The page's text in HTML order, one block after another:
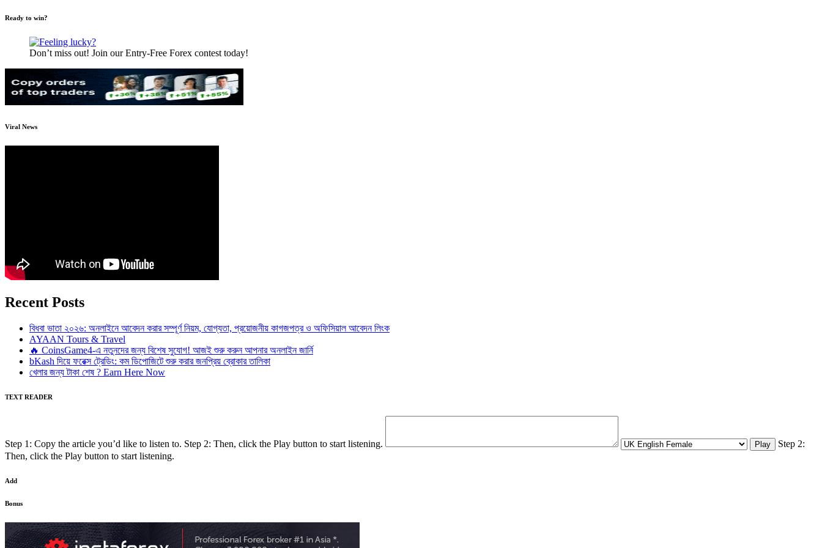
Ready to win?
Don’t miss out! Join our Entry-Free Forex contest today!
Viral News
Recent Posts
বিধবা ভাতা ২০২৬: অনলাইনে আবেদন করার সম্পূর্ণ নিয়ম, যোগ্যতা, প্রয়োজনীয় কাগজপত্র ও অফিসিয়াল আবেদন লিংক
AYAAN Tours & Travel
🔥 CoinsGame4-এ নতুনদের জন্য বিশেষ সুযোগ! আজই শুরু করুন আপনার অনলাইন জার্নি
bKash দিয়ে ফরেক্স ট্রেডিং: কম ডিপোজিটে শুরু করার জনপ্রিয় ব্রোকার তালিকা
খেলার জন্য টাকা শেষ ? Earn Here Now
TEXT READER
Step 1: Copy the article you’d like to listen to. Step 2: Then, click the Play button to start listening.
Step 2:
Then, click the Play button to start listening.
Add
Bonus